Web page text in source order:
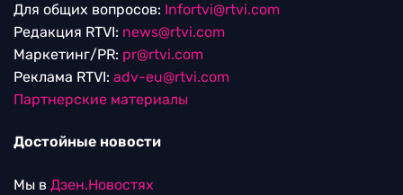
Для общих вопросов: Infortvi@rtvi.com
Редакция RTVI: news@rtvi.com
Маркетинг/PR: pr@rtvi.com
Реклама RTVI: adv-eu@rtvi.com
Партнерские материалы
Достойные новости
Мы в Дзен.Новостях